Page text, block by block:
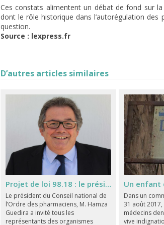
Ces constats alimentent un débat de fond sur la
dont le rôle historique dans l’autorégulation
question.
Source : lexpress.fr
D’autres articles similaires
Projet de loi 98.18 : le président du CNOP réunit les représentants des organismes professionnels
Le président du Conseil national de
l’Ordre des pharmaciens, M. Hamza
Guedira a invité tous les
représentants des organismes
Dans un
31 août
médecins
vive